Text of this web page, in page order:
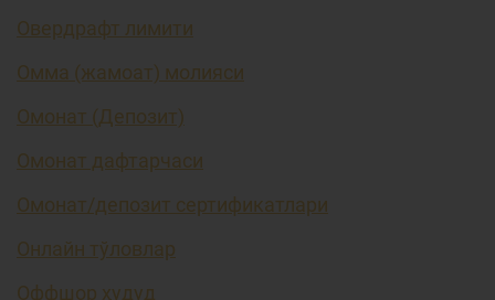
Овердрафт лимити
Омма (жамоат) молияси
Омонат (Депозит)
Омонат дафтарчаси
Омонат/депозит сертификатлари
Онлайн тўловлар
Оффшор ҳудуд